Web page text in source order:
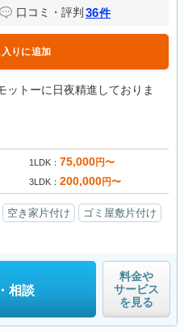
口コミ・評判 36件
りに追加
ットーに日夜精進しておりま
1LDK 75,000円〜
3LDK 200,000円〜
空き家片付け
ゴミ屋敷片付け
相談
料金や
サービス
を見る